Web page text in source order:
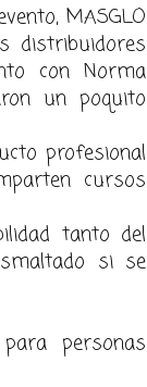
MASGLO
distribuidores
con Norma
un poquito
profesional
cursos
tanto del
si se
personas